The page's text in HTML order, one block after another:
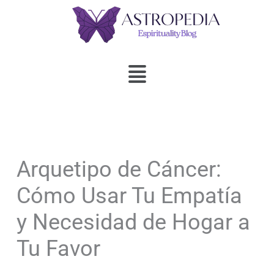
Menú
Arquetipo de Cáncer:
Cómo Usar Tu Empatía
y Necesidad de Hogar a
Tu Favor